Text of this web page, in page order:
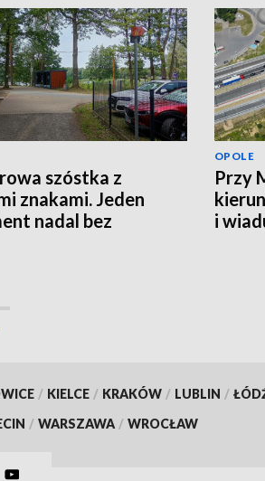
szóstka z
znakami. Jeden
nadal bez
OPOLE
Przy
i
/ KIELCE / KRAKÓW / LUBLIN /
/ WARSZAWA / WROCŁAW